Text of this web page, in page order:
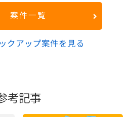
案件一覧
クアップ案件を見る
考記事